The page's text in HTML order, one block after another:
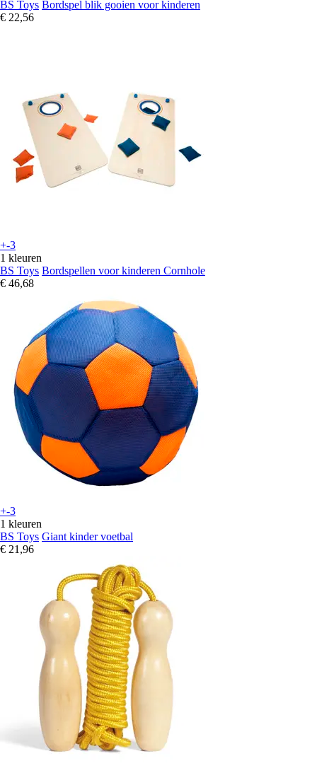
BS Toys Bordspel blik gooien voor kinderen
€ 22,56
+-3
1 kleuren
BS Toys Bordspellen voor kinderen Cornhole
€ 46,68
+-3
1 kleuren
BS Toys Giant kinder voetbal
€ 21,96